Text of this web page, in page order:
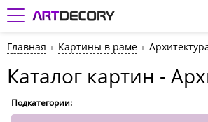
Главная Картины в раме
Каталог картин -
Подкатегории: